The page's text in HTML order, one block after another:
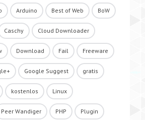
Arduino Best of Web BoW
Caschy Cloud Downloader
Download Fail Freeware
Google Suggest gratis
kostenlos Linux
Peer Wandiger PHP Plugin